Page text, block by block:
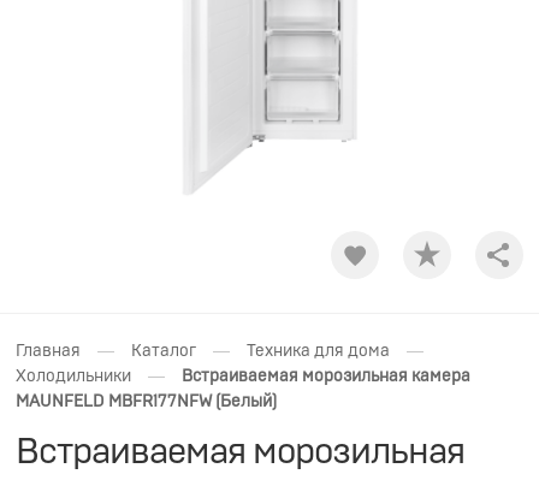
Главная — Каталог — Техника для дома —
Холодильники —
Встраиваемая морозильная камера
MAUNFELD MBFR177NFW (Белый)
Встраиваемая морозильная